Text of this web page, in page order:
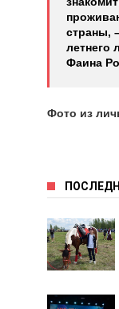
страны,
летнего
Фаина
Фото из